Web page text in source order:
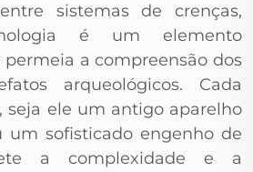
sistemas de crenças,
é um elemento
a compreensão dos
arqueológicos. Cada
seja ele um antigo aparelho
um sofisticado engenho de
a complexidade e a